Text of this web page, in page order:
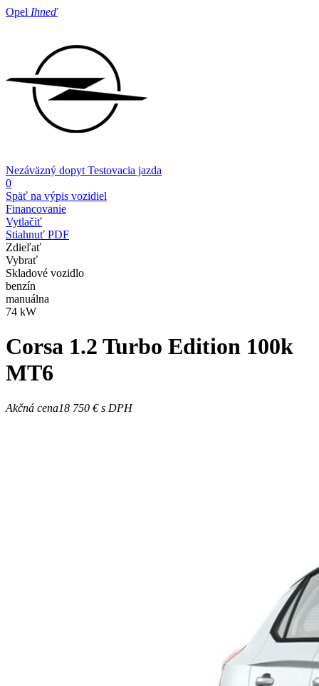
Opel Ihneď
Nezáväzný dopyt Testovacia jazda
0
Späť na výpis vozidiel
Financovanie
Vytlačiť
Stiahnuť PDF
Zdieľať
Vybrať
Skladové vozidlo
benzín
manuálna
74 kW
Corsa 1.2 Turbo Edition 100k
MT6
Akčná cena18 750 €s DPH